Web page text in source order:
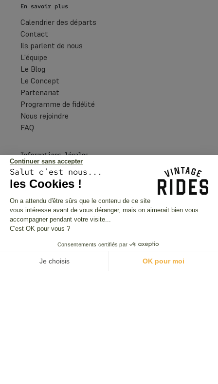
En savoir plus
Calendrier des départs
Contact
Ils parlent de nous
L'équipe
Le Blog
Le Concept
Partenariat
Programme de fidélité
Nous rejoindre
FAQ
Informations légales
Conditions Générales d'Utilisation
Conditions Générales de Vente
Nos partenaires
Continuer sans accepter
Salut c'est nous...
les Cookies !
On a attendu d'être sûrs que le contenu de ce site
vous intéresse avant de vous déranger, mais on aimerait bien vous
accompagner pendant votre visite...
C'est OK pour vous ?
Consentements certifiés par
Je choisis OK pour moi